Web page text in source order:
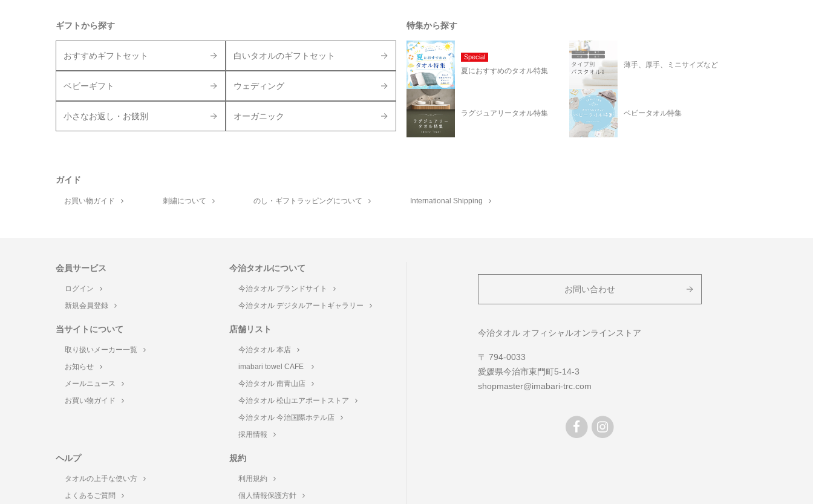
ギフトから探す
おすすめギフトセット 白いタオルのギフトセット
ベビーギフト ウェディング
小さなお返し・お餞別 オーガニック
特集から探す
Special
夏におすすめのタオル特集
薄手、厚手、ミニサイズなど
ラグジュアリータオル特集 ベビータオル特集
ガイド
お買い物ガイド 刺繍について のし・ギフトラッピングについて International Shipping
会員サービス
ログイン
新規会員登録
今治タオルについて
今治タオル ブランドサイト
今治タオル デジタルアートギャラリー
当サイトについて
取り扱いメーカー一覧
お知らせ
メールニュース
お買い物ガイド
店舗リスト
今治タオル 本店
imabari towel CAFE
今治タオル 南青山店
今治タオル 松山エアポートストア
今治タオル 今治国際ホテル店
採用情報
ヘルプ
タオルの上手な使い方
よくあるご質問
規約
利用規約
個人情報保護方針
お問い合わせ
今治タオル オフィシャルオンラインストア
〒 794-0033
愛媛県今治市東門町5-14-3
shopmaster@imabari-trc.com